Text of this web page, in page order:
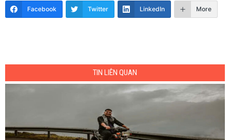
Facebook Twitter LinkedIn More
TIN LIÊN QUAN